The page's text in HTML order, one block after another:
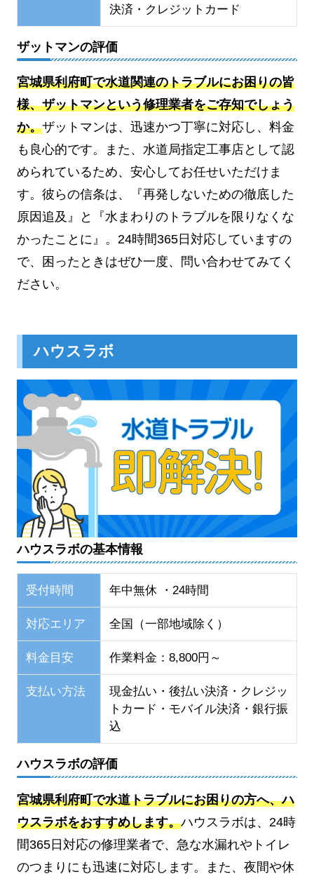
決済・クレジットカード
ザットマンの評価
宮城県利府町で水道関連のトラブルにお困りの皆
様、ザットマンという修理業者をご存知でしょう
か。ザットマンは、迅速かつ丁寧に対応し、料金
も良心的です。また、水道局指定工事店として認
められているため、安心してお任せいただけま
す。彼らの信条は、『再発しないための徹底した
原因追及』と『水まわりのトラブルを限りなくな
かったことに』。24時間365日対応していますの
で、困ったときはぜひ一度、問い合わせてみてく
ださい。
ハウスラボ
ハウスラボの基本情報
受付時間 年中無休 ・24時間
対応エリア 全国（一部地域除く）
料金目安 作業料金：8,800円～
支払い方法
現金払い・後払い決済・クレジッ
トカード・モバイル決済・銀行振
込
ハウスラボの評価
宮城県利府町で水道トラブルにお困りの方へ、ハ
ウスラボをおすすめします。ハウスラボは、24時
間365日対応の修理業者で、急な水漏れやトイレ
のつまりにも迅速に対応します。また、夜間や休